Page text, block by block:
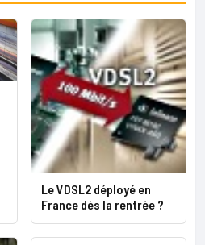
Le VDSL2 déployé en
France dès la rentrée ?